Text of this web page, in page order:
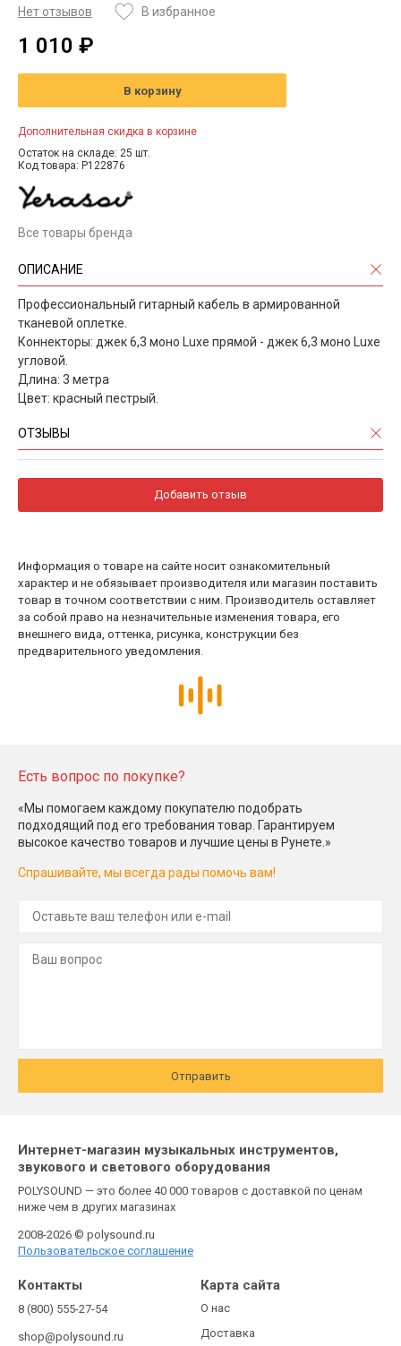
Нет отзывов В избранное
1 010 ₽
В корзину
Дополнительная скидка в корзине
Остаток на складе: 25 шт.
Код товара: P122876
Все товары бренда
ОПИСАНИЕ
Профессиональный гитарный кабель в армированной
тканевой оплетке.
Коннекторы: джек 6,3 моно Luxe прямой - джек 6,3 моно Luxe
угловой.
Длина: 3 метра
Цвет: красный пестрый.
ОТЗЫВЫ
Добавить отзыв
Информация о товаре на сайте носит ознакомительный
характер и не обязывает производителя или магазин поставить
товар в точном соответствии с ним. Производитель оставляет
за собой право на незначительные изменения товара, его
внешнего вида, оттенка, рисунка, конструкции без
предварительного уведомления.
Есть вопрос по покупке?
«Мы помогаем каждому покупателю подобрать
подходящий под его требования товар. Гарантируем
высокое качество товаров и лучшие цены в Рунете.»
Спрашивайте, мы всегда рады помочь вам!
Отправить
Интернет-магазин музыкальных инструментов,
звукового и светового оборудования
POLYSOUND — это более 40 000 товаров с доставкой по ценам
ниже чем в других магазинах
2008-2026 © polysound.ru
Пользовательское соглашение
Контакты
8 (800) 555-27-54
shop@polysound.ru
Карта сайта
О нас
Доставка